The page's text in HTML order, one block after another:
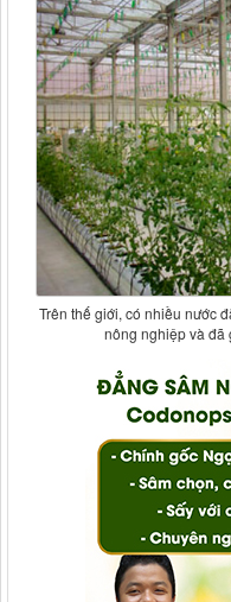
Trên thế giới, có nhiều nước
nông nghiệp và đã